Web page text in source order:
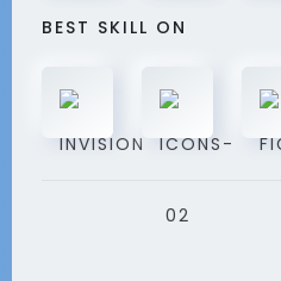
BEST SKILL ON